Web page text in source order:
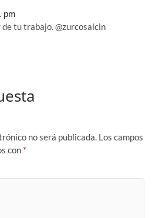
pm
tu trabajo. @zurcosalcin
no será publicada. Los campos
con *